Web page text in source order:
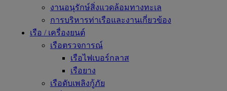
งานอนุรักษ์สิ่งแวดล้อมทางทะเล
การบริหารท่าเรือและงานเกี่ยวข้อง
เรือ / เครื่องยนต์
เรือตรวจการณ์
เรือไฟเบอร์กลาส
เรือยาง
เรือดับเพลิงกู้ภัย